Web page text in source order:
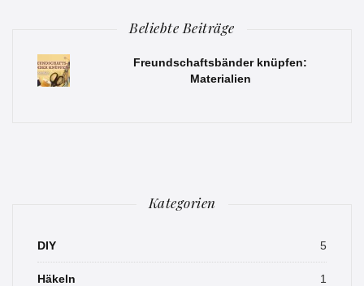
Beliebte Beiträge
Freundschaftsbänder knüpfen:
Materialien
Kategorien
DIY 5
Häkeln 1